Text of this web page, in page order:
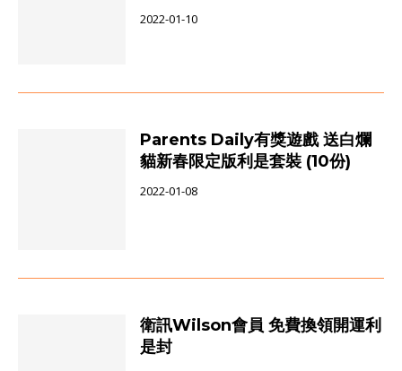
2022-01-10
Parents Daily有獎遊戲 送白爛
貓新春限定版利是套裝 (10份)
2022-01-08
衛訊Wilson會員 免費換領開運利
是封